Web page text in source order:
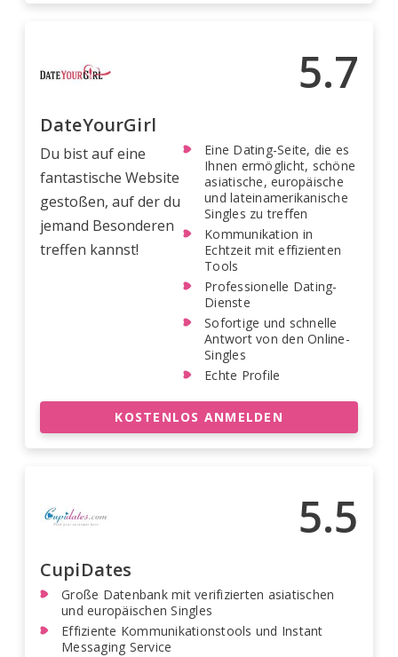
5.7
DateYourGirl
Du bist auf eine
fantastische Website
gestoßen, auf der du
jemand Besonderen
treffen kannst!
Eine Dating-Seite, die es
Ihnen ermöglicht, schöne
asiatische, europäische
und lateinamerikanische
Singles zu treffen
Kommunikation in
Echtzeit mit effizienten
Tools
Professionelle Dating-
Dienste
Sofortige und schnelle
Antwort von den Online-
Singles
Echte Profile
KOSTENLOS ANMELDEN
5.5
CupiDates
Große Datenbank mit verifizierten asiatischen
und europäischen Singles
Effiziente Kommunikationstools und Instant
Messaging Service